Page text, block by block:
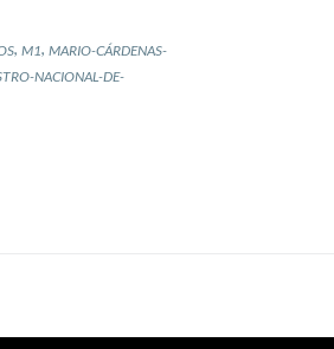
, M1, MARIO-CÁRDENAS-
NACIONAL-DE-